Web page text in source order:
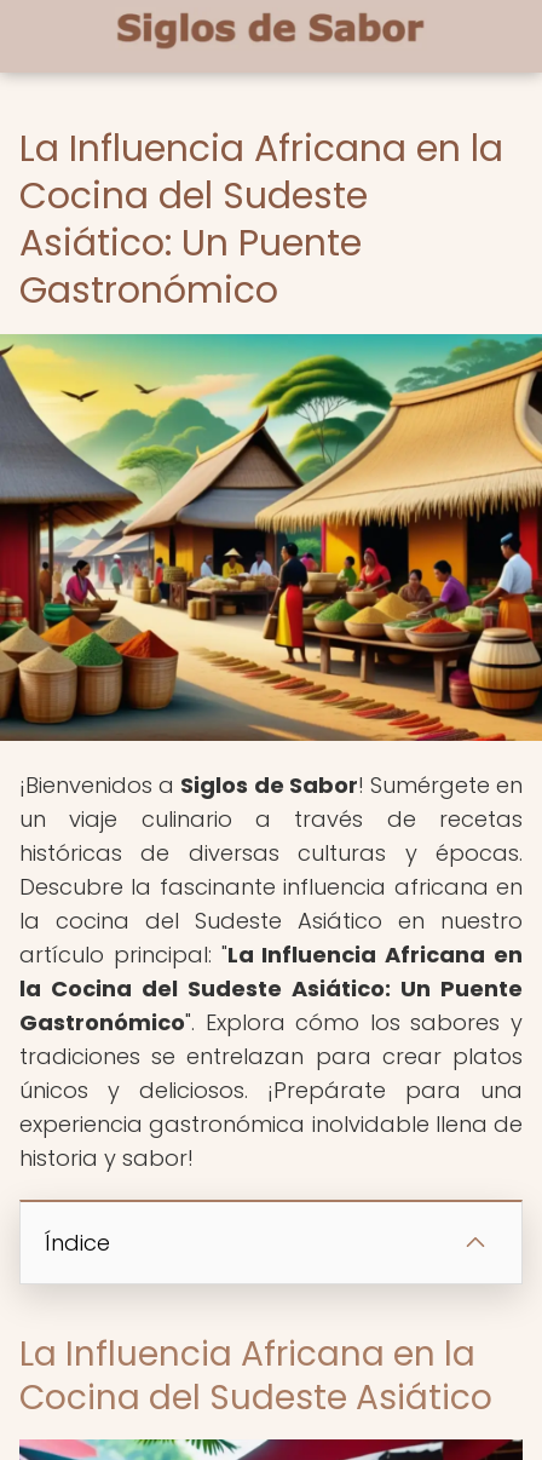
La Influencia Africana en la
Cocina del Sudeste
Asiático: Un Puente
Gastronómico
¡Bienvenidos a Siglos de Sabor! Sumérgete en
un viaje culinario a través de recetas
históricas de diversas culturas y épocas.
Descubre la fascinante influencia africana en
la cocina del Sudeste Asiático en nuestro
artículo principal: "La Influencia Africana en
la Cocina del Sudeste Asiático: Un Puente
Gastronómico". Explora cómo los sabores y
tradiciones se entrelazan para crear platos
únicos y deliciosos. ¡Prepárate para una
experiencia gastronómica inolvidable llena de
historia y sabor!
Índice
La Influencia Africana en la
Cocina del Sudeste Asiático